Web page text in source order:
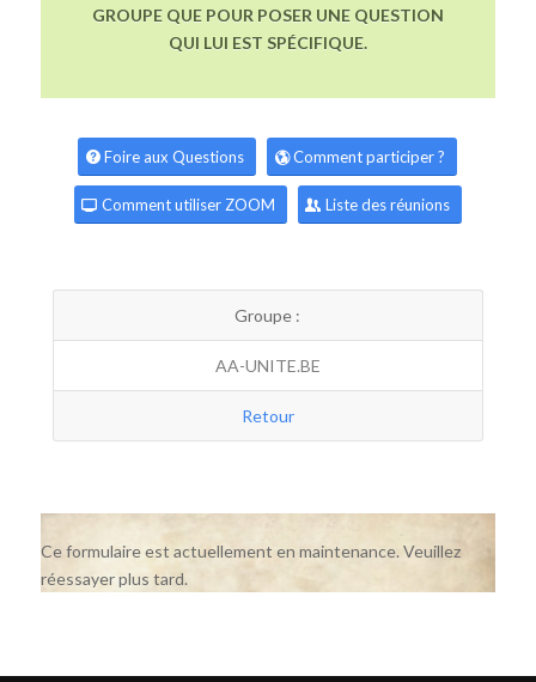
GROUPE QUE POUR POSER UNE QUESTION
QUI LUI EST SPÉCIFIQUE.
Foire aux Questions Comment participer ?
Comment utiliser ZOOM Liste des réunions
Groupe :
AA-UNITE.BE
Retour
Ce formulaire est actuellement en maintenance. Veuillez
réessayer plus tard.